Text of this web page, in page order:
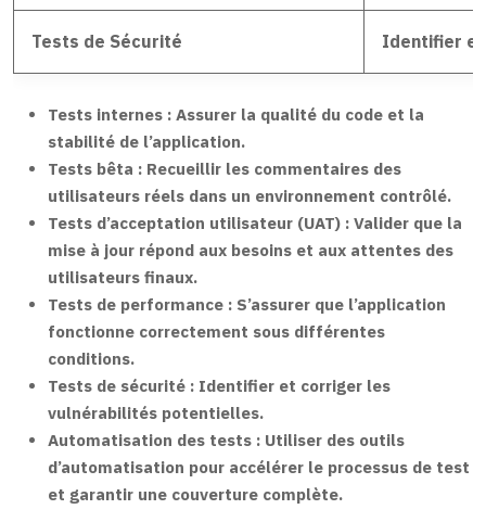
Tests de Sécurité Identifier
Tests internes : Assurer la qualité du code et la
stabilité de l’application.
Tests bêta : Recueillir les commentaires des
utilisateurs réels dans un environnement contrôlé.
Tests d’acceptation utilisateur (UAT) : Valider que la
mise à jour répond aux besoins et aux attentes des
utilisateurs finaux.
Tests de performance : S’assurer que l’application
fonctionne correctement sous différentes
conditions.
Tests de sécurité : Identifier et corriger les
vulnérabilités potentielles.
Automatisation des tests : Utiliser des outils
d’automatisation pour accélérer le processus de test
et garantir une couverture complète.